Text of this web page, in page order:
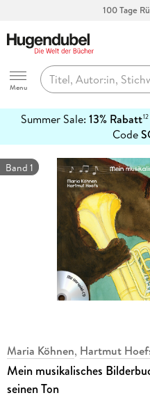
100 Tage
Hugendubel
Menu
Summer Sale: 13% Rabatt12
Code
erfahren
Band 1
Maria Köhnen, Hartmut
Mein musikalisches
seinen Ton